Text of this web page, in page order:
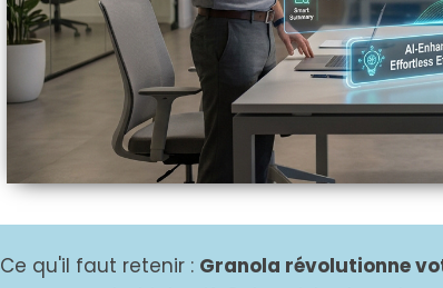
Ce qu'il faut retenir : Granola révolutionne